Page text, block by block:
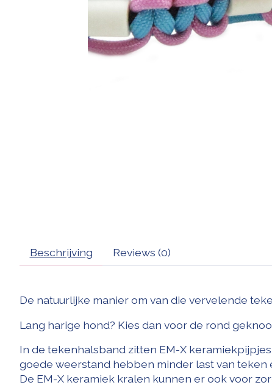
Beschrijving Reviews (0)
De natuurlijke manier om van die vervelende
Lang harige hond? Kies dan voor de rond
In de tekenhalsband zitten EM-X
goede weerstand hebben minder last van
De EM-X keramiek kralen kunnen er ook voor